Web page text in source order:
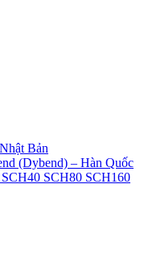
Bản
(Dybend) – Hàn Quốc
SCH80 SCH160